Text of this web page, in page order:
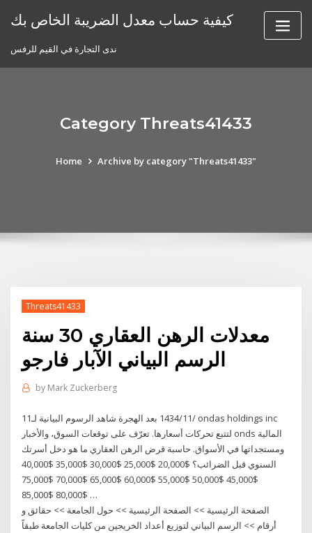
كيفية حساب معدل الضريبة الخاص بك
ندى التجارة في القيم للرفس
Category Threats41433
Home Archive by category "Threats41433"
Threats41433
معدلات الرهن العقاري 30 سنة
الرسم البياني الآبار فارجو
by Mark Zuckerberg
11‏‏/11‏‏/1434 بعد الهجرة شاهد الرسوم البيانية لـ ‎ondas holdings inc‎
لتتبع تحركات أسعارها. تعرّف على توقعات السوق، والأخبار ‎onds‎ المالية
ومستجداتها في الأسواق. حاسبة قرض الرهن العقاري ما هو دخل أسرتك
السنوي قبل الضرائب؟ $20,000 $25,000 $30,000 $35,000 $40,000
$45,000 $50,000 $55,000 $60,000 $65,000 $70,000 $75,000
$80,000 $85,000 …
الصفحة الرئيسية >> الصفحة الرئيسية >> حول الجامعة >> حقائق و
أرقام >> الرسم البياني لتوزيع أعداد الخريجين من كليات الجامعة طبقاً